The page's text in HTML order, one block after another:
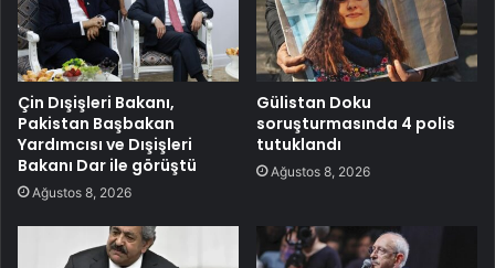
Çin Dışişleri Bakanı,
Pakistan Başbakan
Yardımcısı ve Dışişleri
Bakanı Dar ile görüştü
Ağustos 8, 2026
Gülistan Doku
soruşturmasında 4 polis
tutuklandı
Ağustos 8, 2026